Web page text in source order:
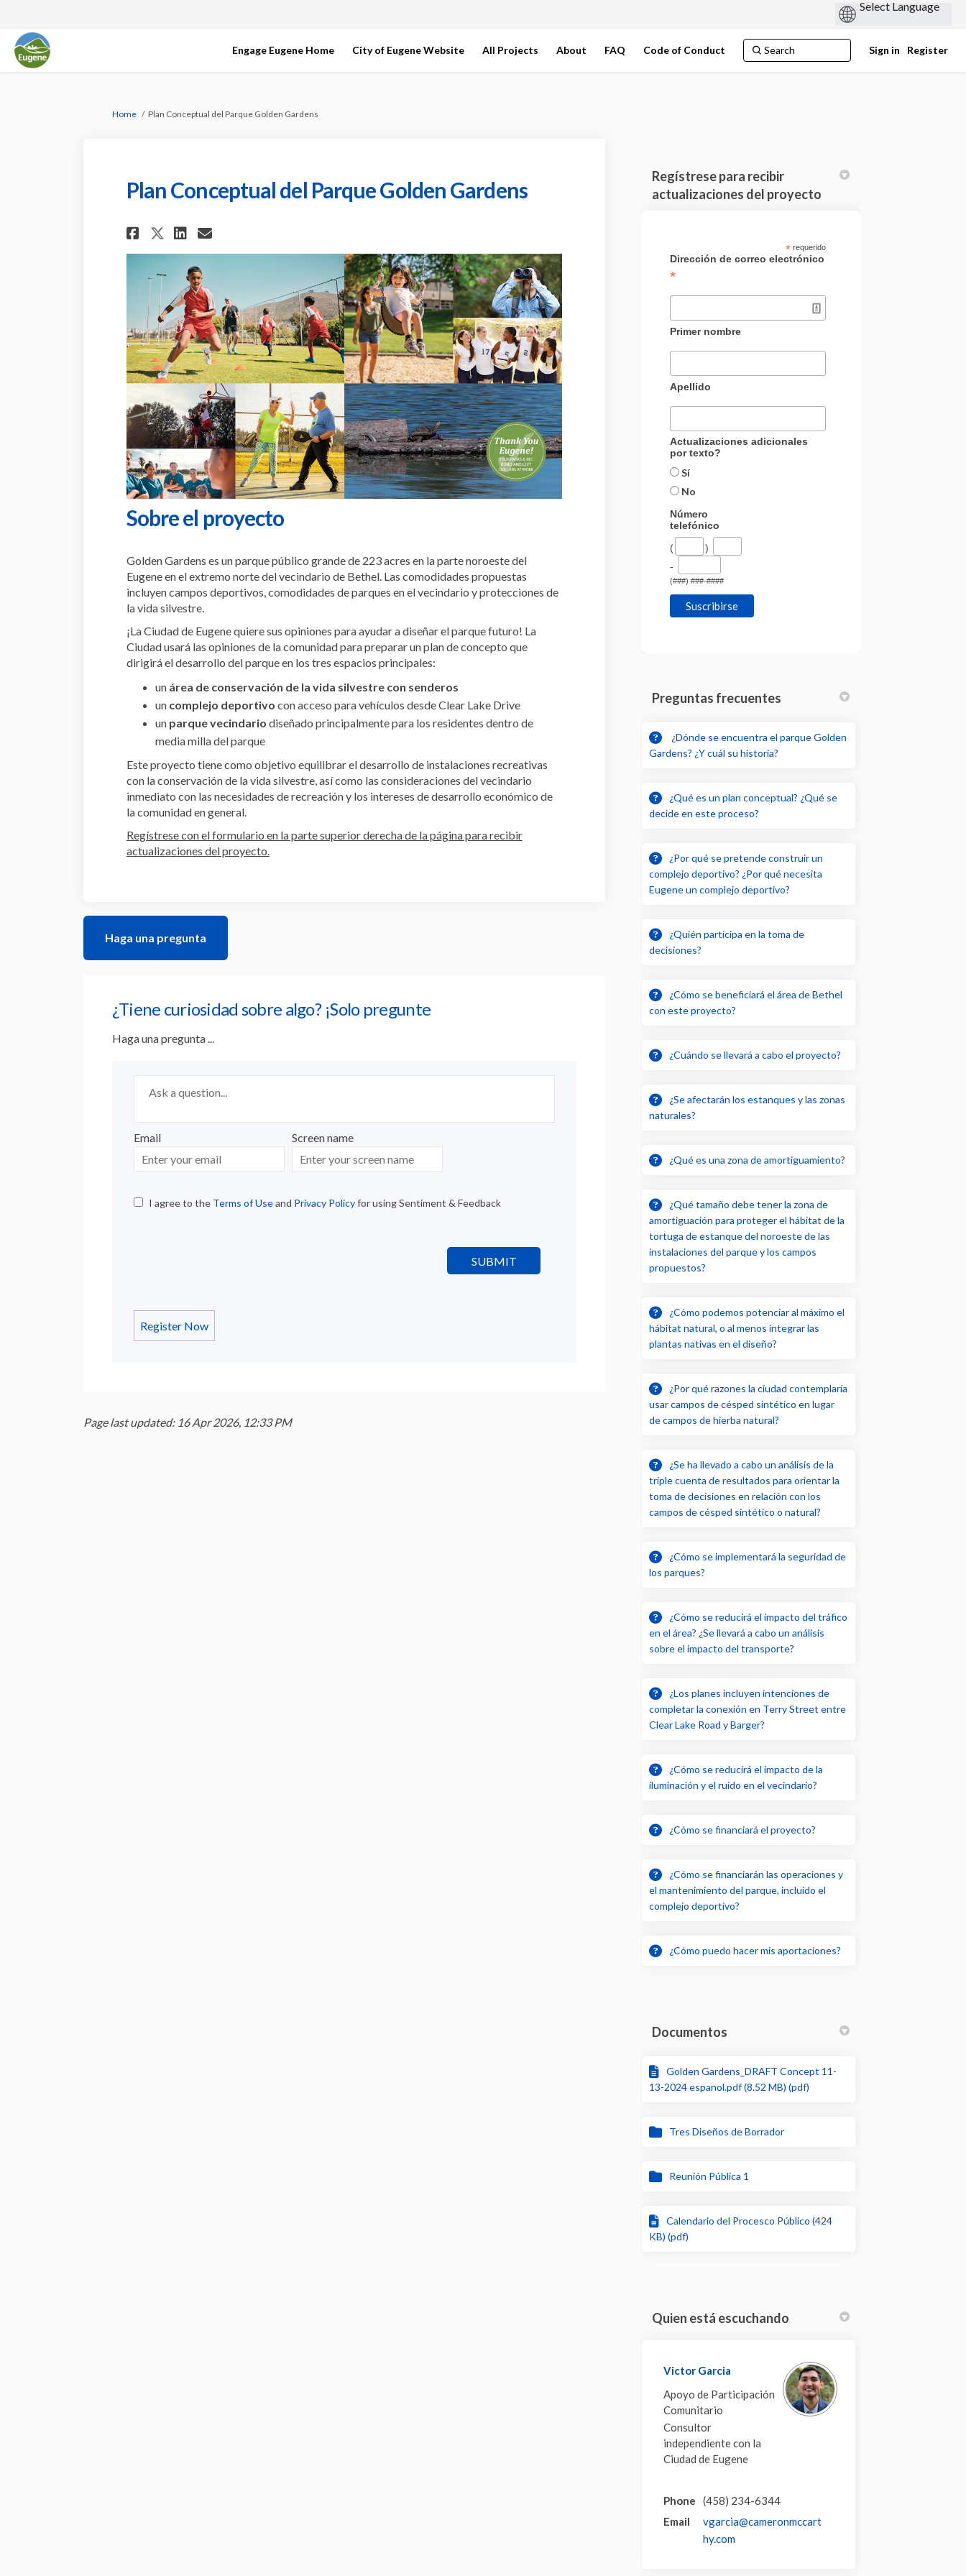
Engage Eugene Home City of Eugene Website All Projects About FAQ Code of Conduct Sign in Register
You are here:
Home Plan Conceptual del Parque Golden Gardens
Plan Conceptual del Parque Golden Gardens
Share Plan Conceptual del Parque Golden Gardens on Facebook
Share Plan Conceptual del Parque Golden Gardens on X (formerly Twitter)
Share Plan Conceptual del Parque Golden Gardens on Linkedin
Email Plan Conceptual del Parque Golden Gardens link
Sobre el proyecto
Golden Gardens es un parque público grande de 223 acres en la parte noroeste del
Eugene en el extremo norte del vecindario de Bethel. Las comodidades propuestas
incluyen campos deportivos, comodidades de parques en el vecindario y protecciones de
la vida silvestre.
¡La Ciudad de Eugene quiere sus opiniones para ayudar a diseñar el parque futuro! La
Ciudad usará las opiniones de la comunidad para preparar un plan de concepto que
dirigirá el desarrollo del parque en los tres espacios principales:
un área de conservación de la vida silvestre con senderos
un complejo deportivo con acceso para vehículos desde Clear Lake Drive
un parque vecindario diseñado principalmente para los residentes dentro de
media milla del parque
Este proyecto tiene como objetivo equilibrar el desarrollo de instalaciones recreativas
con la conservación de la vida silvestre, así como las consideraciones del vecindario
inmediato con las necesidades de recreación y los intereses de desarrollo económico de
la comunidad en general.
Regístrese con el formulario en la parte superior derecha de la página para recibir
actualizaciones del proyecto.
Haga una pregunta
¿Tiene curiosidad sobre algo? ¡Solo pregunte
Haga una pregunta ...
Email
Enter
your
Screen name
Screen name
I agree to the Terms of Useand Privacy Policyfor using Sentiment & Feedback
Register Now
Page last updated: 16 Apr 2026, 12:33 PM
Regístrese para recibir
actualizaciones del proyecto
* requerido
Dirección de correo electrónico
*
Primer nombre
Apellido
Actualizaciones adicionales
por texto?
Sí
No
Número
telefónico
(
)
-
(###) ###-####
Preguntas frecuentes
¿Dónde se encuentra el parque Golden
Gardens? ¿Y cuál su historia?
¿Qué es un plan conceptual? ¿Qué se
decide en este proceso?
¿Por qué se pretende construir un
complejo deportivo? ¿Por qué necesita
Eugene un complejo deportivo?
¿Quién participa en la toma de
decisiones?
¿Cómo se beneficiará el área de Bethel
con este proyecto?
¿Cuándo se llevará a cabo el proyecto?
¿Se afectarán los estanques y las zonas
naturales?
¿Qué es una zona de amortiguamiento?
¿Qué tamaño debe tener la zona de
amortiguación para proteger el hábitat de la
tortuga de estanque del noroeste de las
instalaciones del parque y los campos
propuestos?
¿Cómo podemos potenciar al máximo el
hábitat natural, o al menos integrar las
plantas nativas en el diseño?
¿Por qué razones la ciudad contemplaría
usar campos de césped sintético en lugar
de campos de hierba natural?
¿Se ha llevado a cabo un análisis de la
triple cuenta de resultados para orientar la
toma de decisiones en relación con los
campos de césped sintético o natural?
¿Cómo se implementará la seguridad de
los parques?
¿Cómo se reducirá el impacto del tráfico
en el área? ¿Se llevará a cabo un análisis
sobre el impacto del transporte?
¿Los planes incluyen intenciones de
completar la conexión en Terry Street entre
Clear Lake Road y Barger?
¿Cómo se reducirá el impacto de la
iluminación y el ruido en el vecindario?
¿Cómo se financiará el proyecto?
¿Cómo se financiarán las operaciones y
el mantenimiento del parque, incluido el
complejo deportivo?
¿Cómo puedo hacer mis aportaciones?
Documentos
Golden Gardens_DRAFT Concept 11-
13-2024 espanol.pdf (8.52 MB) (pdf)
Tres Diseños de Borrador
Reunión Pública 1
Calendario del Procesco Público (424
KB) (pdf)
Quien está escuchando
Victor Garcia
Apoyo de Participación
Comunitario
Consultor
independiente con la
Ciudad de Eugene
Phone
(458) 234-6344
Email
vgarcia@cameronmccart
hy.com(External link)